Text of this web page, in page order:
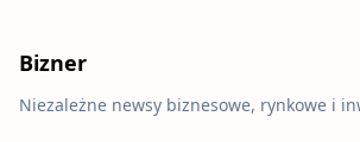
Bizner
Niezależne newsy biznesowe, rynkowe i